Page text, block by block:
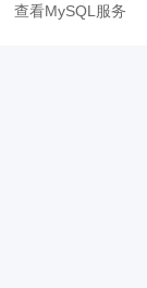
查看MySQL服务